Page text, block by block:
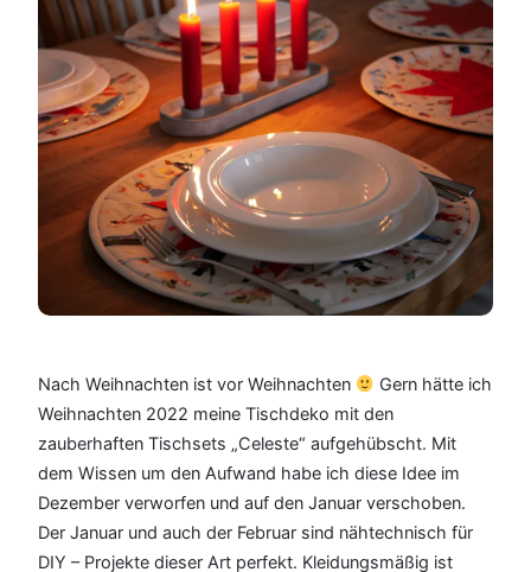
Nach Weihnachten ist vor Weihnachten
Gern hätte ich
Weihnachten 2022 meine Tischdeko mit den
zauberhaften Tischsets „Celeste“ aufgehübscht. Mit
dem Wissen um den Aufwand habe ich diese Idee im
Dezember verworfen und auf den Januar verschoben.
Der Januar und auch der Februar sind nähtechnisch für
DIY – Projekte dieser Art perfekt. Kleidungsmäßig ist